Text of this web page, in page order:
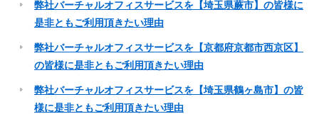
弊社バーチャルオフィスサービスを【埼玉県蕨市】の皆様に
是非ともご利用頂きたい理由
弊社バーチャルオフィスサービスを【京都府京都市西京区】
の皆様に是非ともご利用頂きたい理由
弊社バーチャルオフィスサービスを【埼玉県鶴ヶ島市】の皆
様に是非ともご利用頂きたい理由